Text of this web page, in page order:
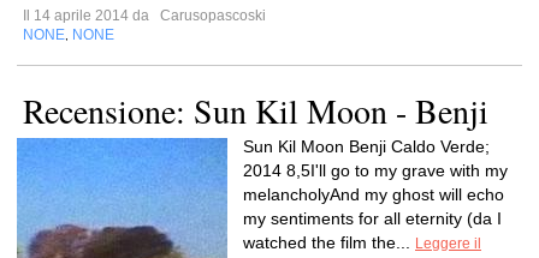
Il 14 aprile 2014 da
Carusopascoski
NONE NONE
Recensione: Sun Kil Moon - Benji
Sun Kil Moon Benji Caldo Verde;
2014 8,5I'll go to my grave with my
melancholyAnd my ghost will echo
my sentiments for all eternity (da I
watched the film the...
Leggere il